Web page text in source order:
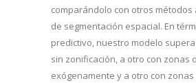
comparándolo con otros métodos
de segmentación espacial. En
predictivo, nuestro modelo
sin zonificación, a otro con zonas
exógenamente y a otro con